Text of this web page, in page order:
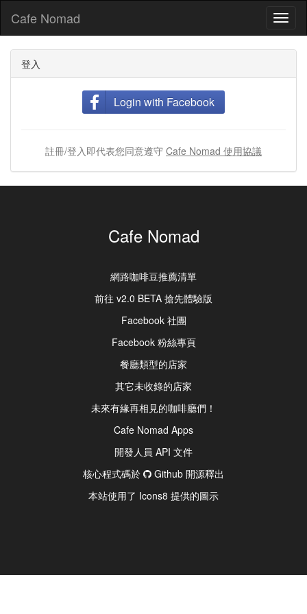
Cafe Nomad
登入
Login with Facebook
註冊/登入即代表您同意遵守 Cafe Nomad 使用協議
Cafe Nomad
網路咖啡豆推薦清單
前往 v2.0 BETA 搶先體驗版
Facebook 社團
Facebook 粉絲專頁
餐廳類型的店家
其它未收錄的店家
未來有緣再相見的咖啡廳們！
Cafe Nomad Apps
開發人員 API 文件
核心程式碼於
Github 開源釋出
本站使用了 Icons8 提供的圖示